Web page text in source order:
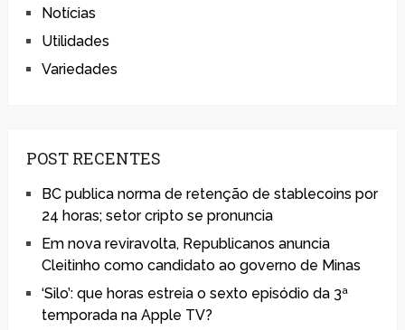
Notícias
Utilidades
Variedades
POST RECENTES
BC publica norma de retenção de stablecoins por
24 horas; setor cripto se pronuncia
Em nova reviravolta, Republicanos anuncia
Cleitinho como candidato ao governo de Minas
‘Silo’: que horas estreia o sexto episódio da 3ª
temporada na Apple TV?